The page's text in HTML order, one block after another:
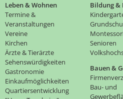
Leben & Wohnen
Termine &
Veranstaltungen
Vereine
Kirchen
Ärzte & Tierärzte
Sehenswürdigkeiten
Gastronomie
Einkaufmöglichkeiten
Quartiersentwicklung
Bildung &
Senioren
Bauen &
Bau- und